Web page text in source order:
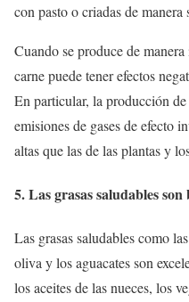
con pasto o criadas de manera
Cuando se produce de
carne puede tener efectos
En particular, la producción
emisiones de gases de efecto
altas que las de las plantas y
5. Las grasas saludables son
Las grasas saludables como
oliva y los aguacates son
los aceites de las nueces, los